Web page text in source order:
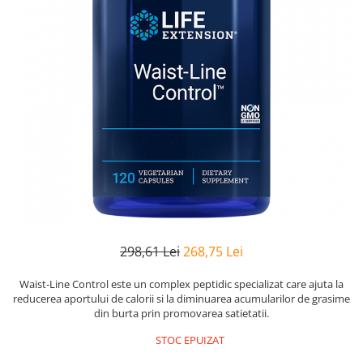
Pro Tan
Pure Nutrition USA
298,61 Lei268,75 Lei
Waist-Line Control este un complex peptidic specializat care ajuta la
reducerea aportului de calorii si la diminuarea acumularilor de grasime
din burta prin promovarea satietatii.
STOC EPUIZAT